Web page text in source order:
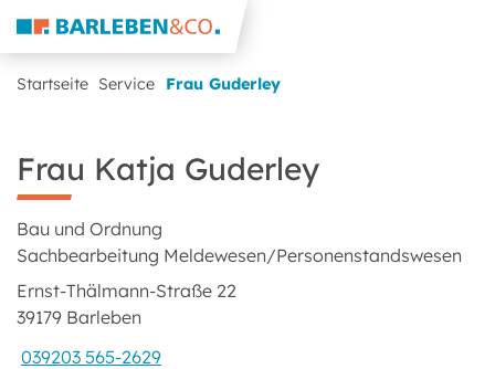
Startseite Service Frau Guderley
Frau Katja Guderley
Bau und Ordnung
Sachbearbeitung Meldewesen/Personenstandswesen
Ernst-Thälmann-Straße 22
39179 Barleben
039203 565-2629